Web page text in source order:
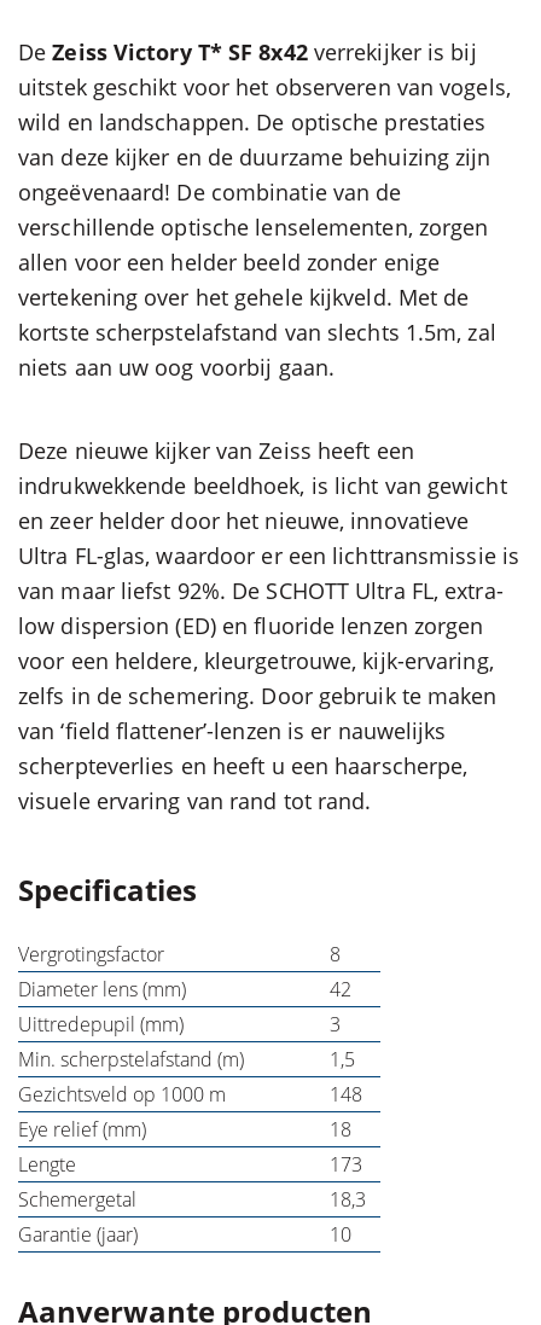
DeZeiss Victory T* SF 8x42verrekijker is bij
uitstek geschikt voor het observeren van vogels,
wild en landschappen. De optische prestaties
van deze kijker en de duurzame behuizing zijn
ongeëvenaard! De combinatie van de
verschillende optische lenselementen, zorgen
allen voor een helder beeld zonder enige
vertekening over het gehele kijkveld. Met de
kortste scherpstelafstand van slechts 1.5m, zal
niets aan uw oog voorbij gaan.
Deze nieuwe kijker van Zeiss heeft een
indrukwekkende beeldhoek, is licht van gewicht
en zeer helder door het nieuwe, innovatieve
Ultra FL-glas, waardoor er een lichttransmissie is
van maar liefst 92%. De SCHOTT Ultra FL, extra-
low dispersion (ED) en fluoride lenzen zorgen
voor een heldere, kleurgetrouwe, kijk-ervaring,
zelfs in de schemering. Door gebruik te maken
van ‘field flattener’-lenzen is er nauwelijks
scherpteverlies en heeft u een haarscherpe,
visuele ervaring van rand tot rand.
Specificaties
Vergrotingsfactor
8
Diameter lens (mm)
42
Uittredepupil (mm)
3
Min. scherpstelafstand (m)
1,5
Gezichtsveld op 1000 m
148
Eye relief (mm)
18
Lengte
173
Schemergetal
18,3
Garantie (jaar)
10
Aanverwante producten